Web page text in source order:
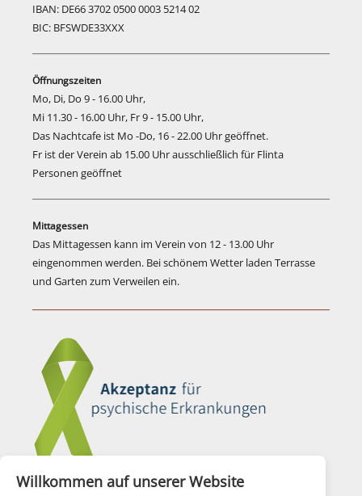
IBAN: DE66 3702 0500 0003 5214 02
BIC: BFSWDE33XXX
Öffnungszeiten
Mo, Di, Do 9 - 16.00 Uhr,
Mi 11.30 - 16.00 Uhr, Fr 9 - 15.00 Uhr,
Das Nachtcafe ist Mo -Do, 16 - 22.00 Uhr geöffnet.
Fr ist der Verein ab 15.00 Uhr ausschließlich für Flinta
Personen geöffnet
Mittagessen
Das Mittagessen kann im Verein von 12 - 13.00 Uhr
eingenommen werden. Bei schönem Wetter laden Terrasse
und Garten zum Verweilen ein.
Willkommen auf unserer Website